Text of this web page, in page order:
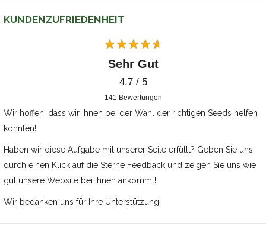
KUNDENZUFRIEDENHEIT
Sehr Gut
4.7 / 5
141 Bewertungen
Wir hoffen, dass wir Ihnen bei der Wahl der richtigen Seeds helfen
konnten!
Haben wir diese Aufgabe mit unserer Seite erfüllt? Geben Sie uns
durch einen Klick auf die Sterne Feedback und zeigen Sie uns wie
gut unsere Website bei Ihnen ankommt!
Wir bedanken uns für Ihre Unterstützung!